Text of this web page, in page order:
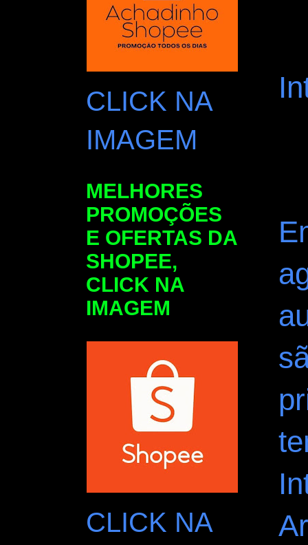
CLICK NA
IMAGEM
MELHORES
PROMOÇÕES
E OFERTAS DA
SHOPEE,
CLICK NA
IMAGEM
CLICK NA